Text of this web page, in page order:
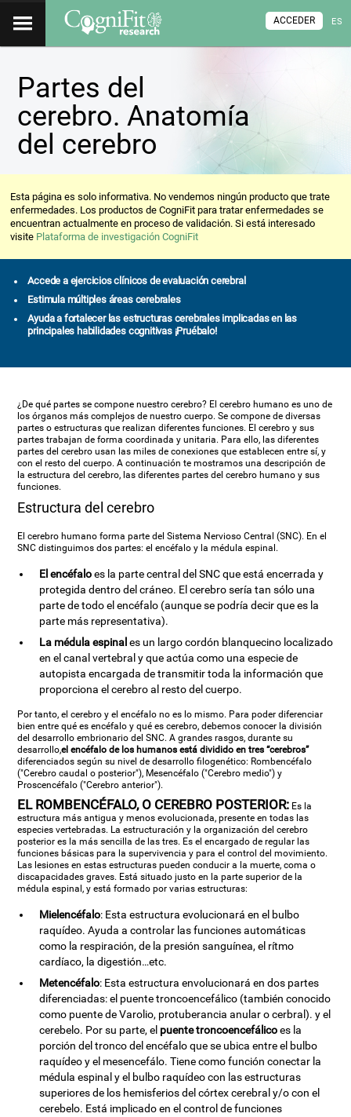
ES
ACCEDER
Partes del
cerebro. Anatomía
del cerebro
Esta página es solo informativa. No vendemos ningún producto que trate
enfermedades. Los productos de CogniFit para tratar enfermedades se
encuentran actualmente en proceso de validación. Si está interesado
visite Plataforma de investigación CogniFit
Accede a ejercicios clínicos de evaluación cerebral
Estimula múltiples áreas cerebrales
Ayuda a fortalecer las estructuras cerebrales implicadas en las
principales habilidades cognitivas ¡Pruébalo!
¿De qué partes se compone nuestro cerebro? El cerebro humano es uno de
los órganos más complejos de nuestro cuerpo. Se compone de diversas
partes o estructuras que realizan diferentes funciones. El cerebro y sus
partes trabajan de forma coordinada y unitaria. Para ello, las diferentes
partes del cerebro usan las miles de conexiones que establecen entre sí, y
con el resto del cuerpo. A continuación te mostramos una descripción de
la estructura del cerebro, las diferentes partes del cerebro humano y sus
funciones.
Estructura del cerebro
El cerebro humano forma parte del Sistema Nervioso Central (SNC). En el
SNC distinguimos dos partes: el encéfalo y la médula espinal.
El encéfaloes la parte central del SNC que está encerrada y
protegida dentro del cráneo. El cerebro sería tan sólo una
parte de todo el encéfalo (aunque se podría decir que es la
parte más representativa).
La médula espinal es un largo cordón blanquecino localizado
en el canal vertebral y que actúa como una especie de
autopista encargada de transmitir toda la información que
proporciona el cerebro al resto del cuerpo.
Por tanto, el cerebro y el encéfalo no es lo mismo. Para poder diferenciar
bien entre qué es encéfalo y qué es cerebro, debemos conocer la división
del desarrollo embrionario del SNC. A grandes rasgos, durante su
desarrollo,el encéfalo de los humanos está dividido en tres “cerebros”
diferenciados según su nivel de desarrollo filogenético: Rombencéfalo
("Cerebro caudal o posterior"), Mesencéfalo ("Cerebro medio") y
Proscencéfalo ("Cerebro anterior").
EL ROMBENCÉFALO, O CEREBRO POSTERIOR: Es la
estructura más antigua y menos evolucionada, presente en todas las
especies vertebradas. La estructuración y la organización del cerebro
posterior es la más sencilla de las tres. Es el encargado de regular las
funciones básicas para la supervivencia y para el control del movimiento.
Las lesiones en estas estructuras pueden conducir a la muerte, coma o
discapacidades graves. Está situado justo en la parte superior de la
médula espinal, y está formado por varias estructuras:
Mielencéfalo: Esta estructura evolucionará en el bulbo
raquídeo. Ayuda a controlar las funciones automáticas
como la respiración, de la presión sanguínea, el rítmo
cardíaco, la digestión…etc.
Metencéfalo: Esta estructura envolucionará en dos partes
diferenciadas: el puente troncoencefálico (también conocido
como puente de Varolio, protuberancia anular o cerbral). y el
cerebelo. Por su parte, el puente troncoencefálicoes la
porción del tronco del encéfalo que se ubica entre el bulbo
raquídeo y el mesencefálo. Tiene como función conectar la
médula espinal y el bulbo raquídeo con las estructuras
superiores de los hemisferios del córtex cerebral y/o con el
cerebelo. Está implicado en el control de funciones